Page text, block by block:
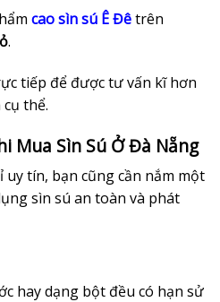
cao sìn sú Ê Đêtrên
.
tiếp để được tư vấn kĩ hơn
thể.
Mua Sìn Sú Ở Đà Nẵng
uy tín, bạn cũng cần nắm một
sìn sú an toàn và phát
hay dạng bột đều có hạn sử